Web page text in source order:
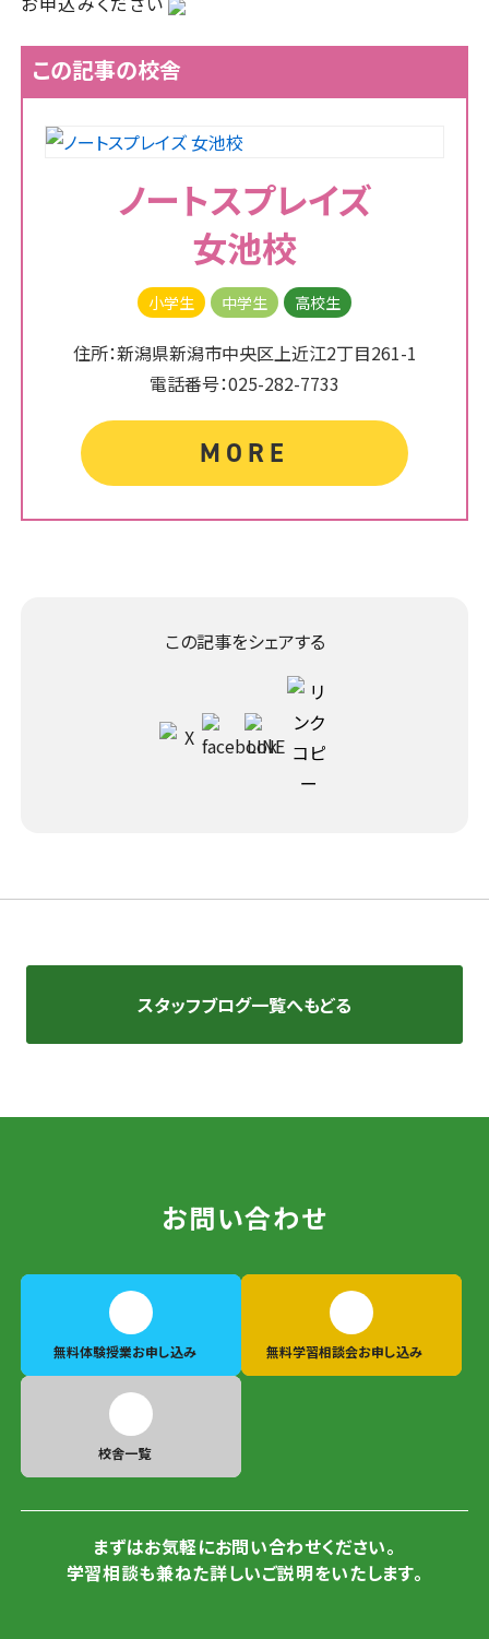
この記事の校舎
ノートスプレイズ
女池校
小学生 中学生 高校生
住所：新潟県新潟市中央区上近江2丁目261-1
電話番号：025-282-7733
MORE
この記事をシェアする
スタッフブログ一覧へもどる
お問い合わせ
無料体験授業お申し込み 無料学習相談会お申し込み
校舎一覧
まずはお気軽にお問い合わせください。
学習相談も兼ねた詳しいご説明をいたします。